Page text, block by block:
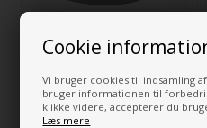
Cookie
Vi bruger cookies til indsamling
bruger informationen til
klikke videre, accepterer du
Læs mere
112,00 DKK